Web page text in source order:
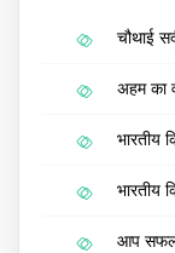
चौथाई
अहम का
भारतीय
भारतीय
आप सफल